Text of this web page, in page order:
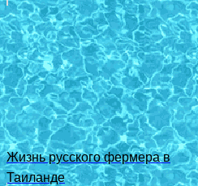
Жизнь русского фермера в
Таиланде